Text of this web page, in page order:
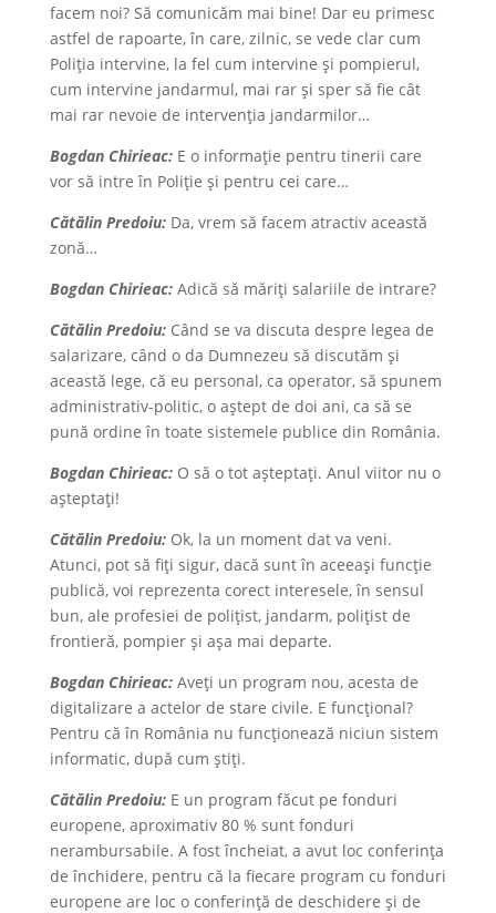
facem noi? Să comunicăm mai bine! Dar eu primesc
astfel de rapoarte, în care, zilnic, se vede clar cum
Poliția intervine, la fel cum intervine și pompierul,
cum intervine jandarmul, mai rar și sper să fie cât
mai rar nevoie de intervenția jandarmilor…
Bogdan Chirieac:E o informaţie pentru tinerii care
vor să intre în Poliție și pentru cei care…
Cătălin Predoiu:Da, vrem să facem atractiv această
zonă…
Bogdan Chirieac:Adică să măriți salariile de intrare?
Cătălin Predoiu:Când se va discuta despre legea de
salarizare, când o da Dumnezeu să discutăm și
această lege, că eu personal, ca operator, să spunem
administrativ-politic, o aștept de doi ani, ca să se
pună ordine în toate sistemele publice din România.
Bogdan Chirieac:O să o tot așteptați. Anul viitor nu o
aşteptaţi!
Cătălin Predoiu:Ok, la un moment dat va veni.
Atunci, pot să fiți sigur, dacă sunt în aceeași funcție
publică, voi reprezenta corect interesele, în sensul
bun, ale profesiei de polițist, jandarm, polițist de
frontieră, pompier și așa mai departe.
Bogdan Chirieac:Aveți un program nou, acesta de
digitalizare a actelor de stare civile. E funcţional?
Pentru că în România nu funcţionează niciun sistem
informatic, după cum ştiţi.
Cătălin Predoiu:E un program făcut pe fonduri
europene, aproximativ 80 % sunt fonduri
nerambursabile. A fost încheiat, a avut loc conferința
de închidere, pentru că la fiecare program cu fonduri
europene are loc o conferință de deschidere și de